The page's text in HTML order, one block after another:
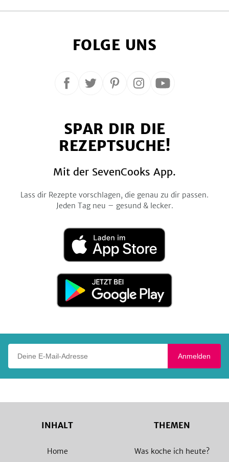
FOLGE UNS
Folge
Facebook
Folge
Twitter
Folge
Pinterest
Folge
Instagram
Folge
YouTube
SPAR DIR DIE
REZEPTSUCHE!
Mit der SevenCooks App.
Lass dir Rezepte vorschlagen, die genau zu dir passen.
Jeden Tag neu – gesund & lecker.
Laden
im
App
Jetzt
Google
Anmelden
INHALT
Home
THEMEN
Was koche ich heute?